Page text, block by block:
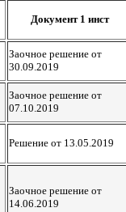
Документ 1 инст
Заочное решение от
30.09.2019
Заочное решение от
07.10.2019
Решение от 13.05.2019
Заочное решение от
14.06.2019